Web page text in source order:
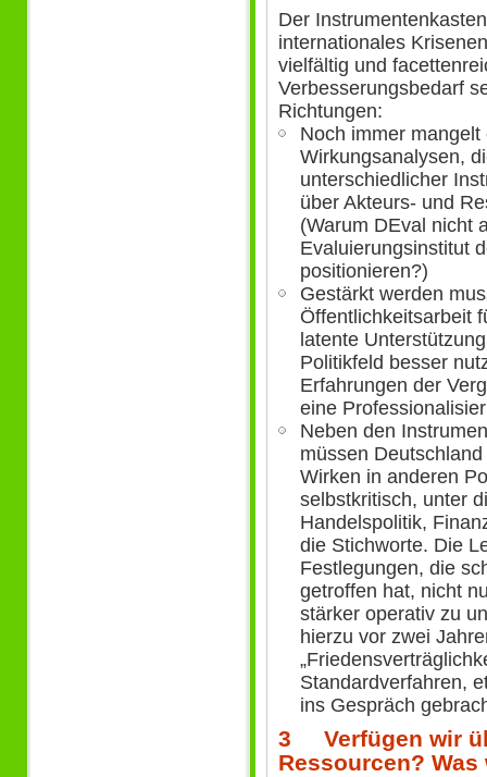
Der
internationales
vielfältig und
Verbesserungsbedarf
Richtungen:
Noch immer
Wirkungsanalysen,
unterschiedlicher
über Akteurs- und
(Warum DEval nicht
Evaluierungsinstitut
positionieren?)
Gestärkt werden
Öffentlichkeitsarbeit
latente
Politikfeld besser
Erfahrungen der
eine
Neben den
müssen
Wirken in anderen
selbstkritisch, unter
Handelspolitik,
die Stichworte. Die
Festlegungen, die
getroffen hat, nicht
stärker operativ zu
hierzu vor zwei
Standardverfahren,
ins Gespräch
3 Verfügen wir
Ressourcen?